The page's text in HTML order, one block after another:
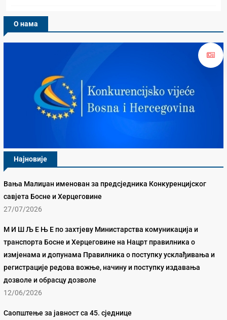
О нама
Најновије
Вања Малиџан именован за предсједника Конкуренцијског
савјета Босне и Херцеговине
27/07/2026
М И Ш Љ Е Њ Е по захтјеву Министарства комуникација и
транспорта Босне и Херцеговине на Нацрт правилника о
измјенама и допунама Правилника о поступку усклађивања и
регистрације редова вожње, начину и поступку издавања
дозволе и обрасцу дозволе
12/06/2026
Саопштење за јавност са 45. сједнице